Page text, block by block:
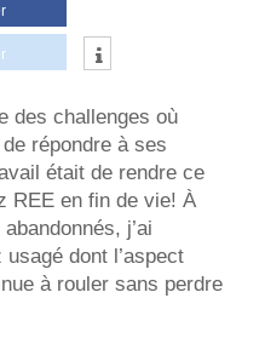
des challenges où
répondre à ses
était de rendre ce
REE en fin de vie! À
j’ai
dont l’aspect
à rouler sans perdre